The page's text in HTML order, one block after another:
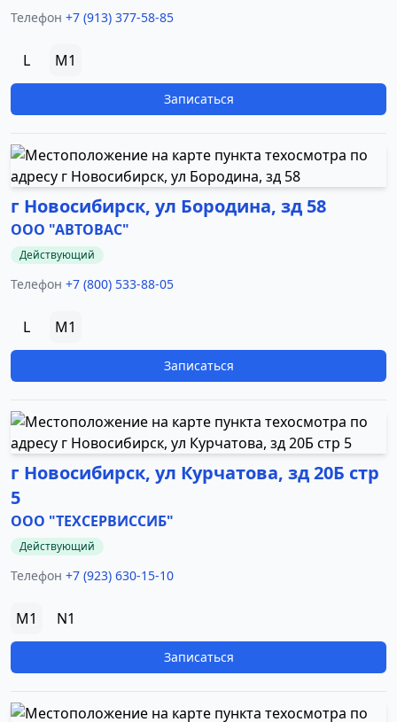
Телефон +7 (913) 377-58-85
L M1
Записаться
г Новосибирск, ул Бородина, зд 58
ООО "АВТОВАС"
Действующий
Телефон +7 (800) 533-88-05
L M1
Записаться
г Новосибирск, ул Курчатова, зд 20Б стр
5
ООО "ТЕХСЕРВИССИБ"
Действующий
Телефон +7 (923) 630-15-10
M1 N1
Записаться